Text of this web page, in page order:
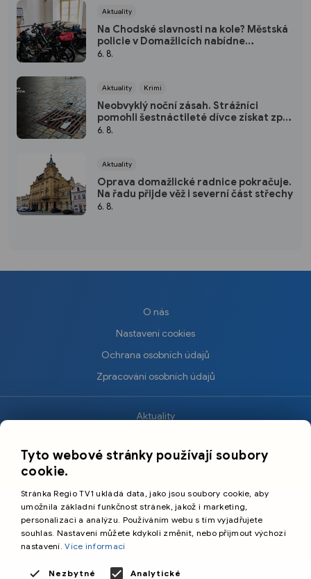
Aktuality
Na Chodské slavnosti na kole? Městská
policie v Domažlicích nabídne
bezplatnou úschovnu
6. 8.
Aktuality Krimi
Neobvyklý noční zásah. Strážníci
pomohli šestnáctileté dívce získat zpět
mobil
6. 8.
Aktuality
Oprava domažlické radnice pokračuje.
Na řadu přijde věž i severní část střechy
6. 8.
O nás
Nastavení cookies
Ochrana osobních údajů
Zpracování osobních údajů
Aktuality
Sport
Cestování
©️
Primetime Media s.r.o.
Tyto webové stránky používají soubory
cookie.
Stránka Regio TV1 ukládá data, jako jsou soubory cookie, aby
umožnila základní funkčnost stránek, jakož i marketing,
personalizaci a analýzu. Používáním webu s tím vyjadřujete
souhlas. Nastavení můžete kdykoli změnit, nebo přijmout výchozí
nastavení.Více informací
Nezbytné Analytické